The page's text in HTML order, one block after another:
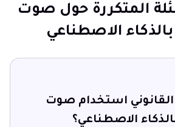
الأسئلة المتكررة حول صوت
الاصطناعي
استخدام صوت
الاصطناعي؟